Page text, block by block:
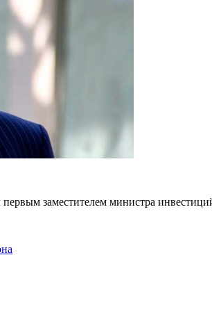
заместителем министра